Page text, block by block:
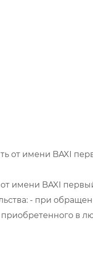
от имени BAXI
имени BAXI
- при
в